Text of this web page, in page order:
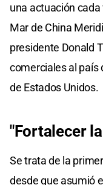
una actuación
Mar de China
presidente Donald
comerciales al país
de Estados Unidos.
"Fortalecer
Se trata de la
desde que asumió